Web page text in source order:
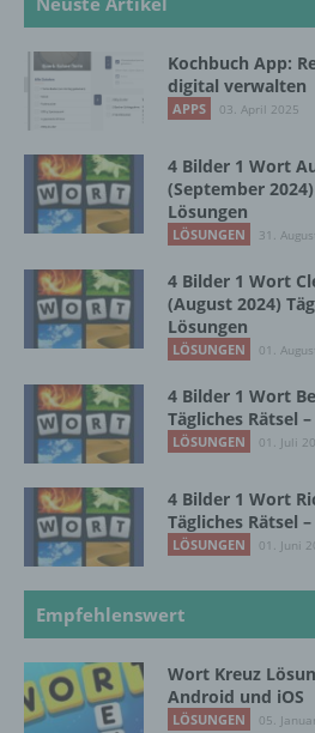
Kochbuch App:
digital verwalten
APPS 03. April 2025
4 Bilder 1 Wort
(September
Lösungen
LÖSUNGEN 31.
4 Bilder 1 Wort
(August 2024)
Lösungen
LÖSUNGEN 01.
4 Bilder 1 Wort
Tägliches Rätsel
LÖSUNGEN 01. Juli
4 Bilder 1 Wort
Tägliches Rätsel
LÖSUNGEN 01. Juni
Empfehlenswert
Wort Kreuz
Android und iOS
LÖSUNGEN 05.
vorherzusagen.
f) Pseudonymisierung
Pseudonymisierung ist
personenbezogener
auf welche die
ohne Hinzuziehung
betroffenen Person
können, sofern diese
Informationen gesondert
und technischen und
Maßnahmen unterliegen,
dass die
einer identifizierten oder
natürlichen Person
g) Verantwortlicher oder für
Verantwortlicher
Verantwortlicher oder für
oder andere Stelle, die
gemeinsam mit anderen
und Mittel der